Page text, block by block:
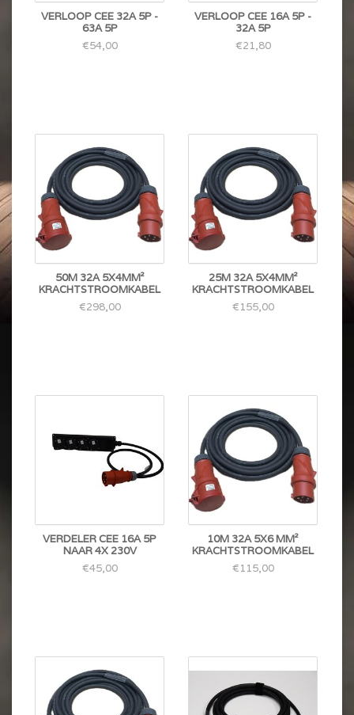
VERLOOP CEE 32A 5P -
63A 5P
€54,00
VERLOOP CEE 16A 5P -
32A 5P
€21,80
50M 32A 5X4MM²
KRACHTSTROOMKABEL
€298,00
25M 32A 5X4MM²
KRACHTSTROOMKABEL
€155,00
VERDELER CEE 16A 5P
NAAR 4X 230V
€45,00
10M 32A 5X6 MM²
KRACHTSTROOMKABEL
€115,00